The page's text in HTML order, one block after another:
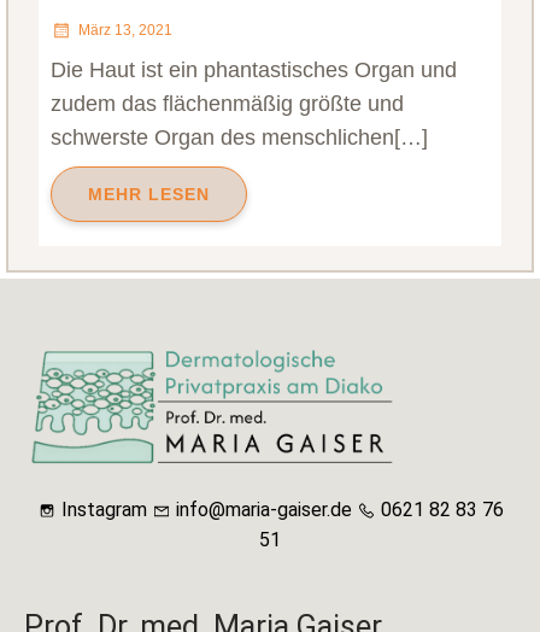
März 13, 2021
Die Haut ist ein phantastisches Organ und
zudem das flächenmäßig größte und
schwerste Organ des menschlichen[…]
MEHR LESEN
Instagram info@maria-gaiser.de
0621 82 83 76
51